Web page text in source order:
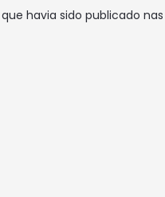
havia sido publicado nas